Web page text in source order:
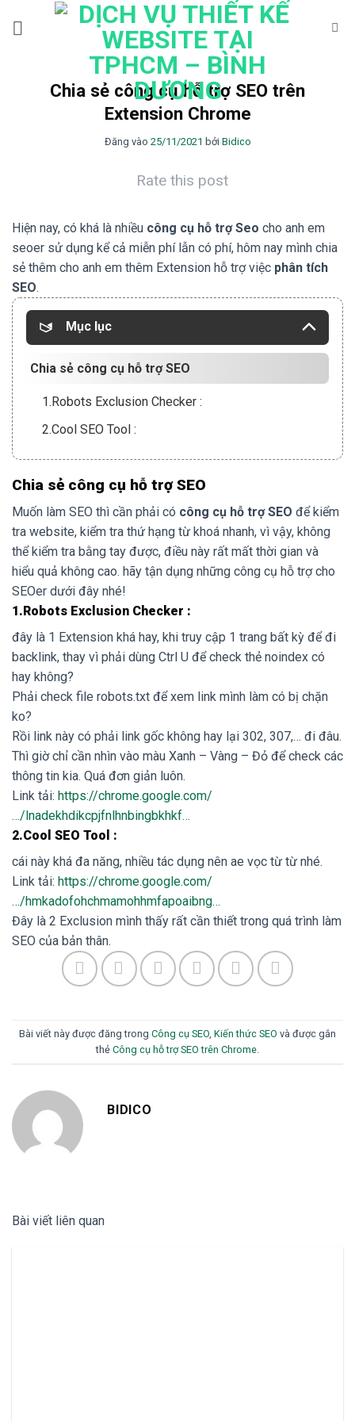
Chia sẻ công cụ hỗ trợ SEO trên
Extension Chrome
Đăng vào 25/11/2021 bởi Bidico
Rate this post
Hiện nay, có khá là nhiều công cụ hỗ trợ Seo cho anh em
seoer sử dụng kể cả miễn phí lẫn có phí, hôm nay mình chia
sẻ thêm cho anh em thêm Extension hỗ trợ việc phân tích
SEO.
Mục lục
Chia sẻ công cụ hỗ trợ SEO
1.Robots Exclusion Checker :
2.Cool SEO Tool :
Chia sẻ công cụ hỗ trợ SEO
Muốn làm SEO thì cần phải có công cụ hỗ trợ SEO để kiểm
tra website, kiểm tra thứ hạng từ khoá nhanh, vì vậy, không
thể kiểm tra bằng tay được, điều này rất mất thời gian và
hiểu quả không cao. hãy tận dụng những công cụ hỗ trợ cho
SEOer dưới đây nhé!
1.Robots Exclusion Checker :
đây là 1 Extension khá hay, khi truy cập 1 trang bất kỳ để đi
backlink, thay vì phải dùng Ctrl U để check thẻ noindex có
hay không?
Phải check file robots.txt để xem link mình làm có bị chặn
ko?
Rồi link này có phải link gốc không hay lại 302, 307,… đi đâu.
Thì giờ chỉ cần nhìn vào màu Xanh – Vàng – Đỏ để check các
thông tin kia. Quá đơn giản luôn.
Link tải: https://chrome.google.com/
…/lnadekhdikcpjfnlhnbingbkhkf…
2.Cool SEO Tool :
cái này khá đa năng, nhiều tác dụng nên ae vọc từ từ nhé.
Link tải: https://chrome.google.com/
…/hmkadofohchmamohhmfapoaibng…
Đây là 2 Exclusion mình thấy rất cần thiết trong quá trình làm
SEO của bản thân.
Bài viết này được đăng trong Công cụ SEO Kiến thức SEO và được gắn
thẻ Công cụ hỗ trợ SEO trên Chrome
BIDICO
Bài viết liên quan